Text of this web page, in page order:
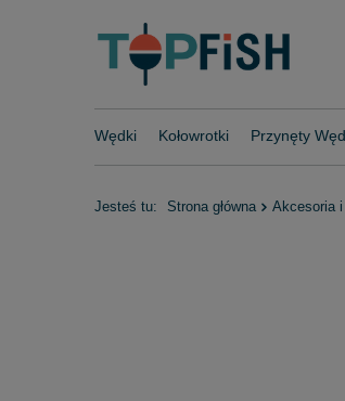
Wędki Kołowrotki Przynęty
Jesteś tu: Strona główna Akcesoria